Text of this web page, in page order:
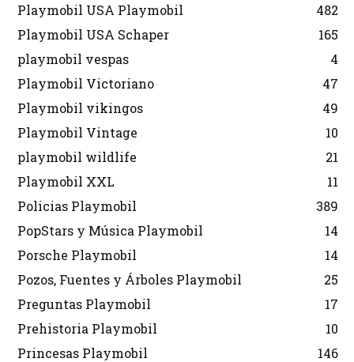
Playmobil USA Playmobil
482
Playmobil USA Schaper
165
playmobil vespas
4
Playmobil Victoriano
47
Playmobil vikingos
49
Playmobil Vintage
10
playmobil wildlife
21
Playmobil XXL
11
Policias Playmobil
389
PopStars y Música Playmobil
14
Porsche Playmobil
14
Pozos, Fuentes y Árboles Playmobil
25
Preguntas Playmobil
17
Prehistoria Playmobil
10
Princesas Playmobil
146